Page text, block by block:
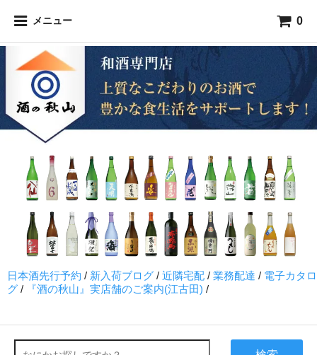
メニュー 0
日本酒先行予約 / 新入荷ブログ / 近隣宅配 / 業務配達 / 電子カタロ
グ / 『酒の秋山』実店舗のご案内(江古田) /